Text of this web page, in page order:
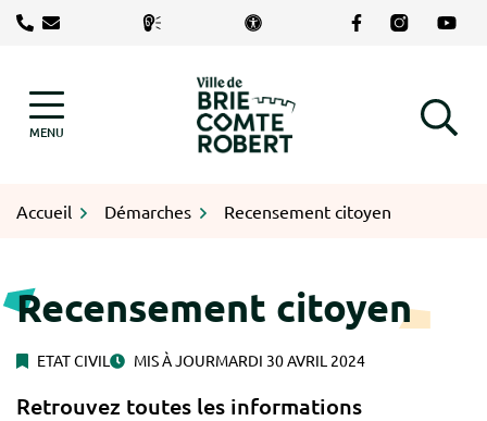
Aller
Lien vers le
Lien vers le
Lien
MENU Logo Brie-Comte-Robert
RECHERCHE
Accueil Démarches Recensement citoyen
Recensement citoyen
ETAT CIVIL MIS À JOURMARDI 30 AVRIL 2024
Retrouvez toutes les informations